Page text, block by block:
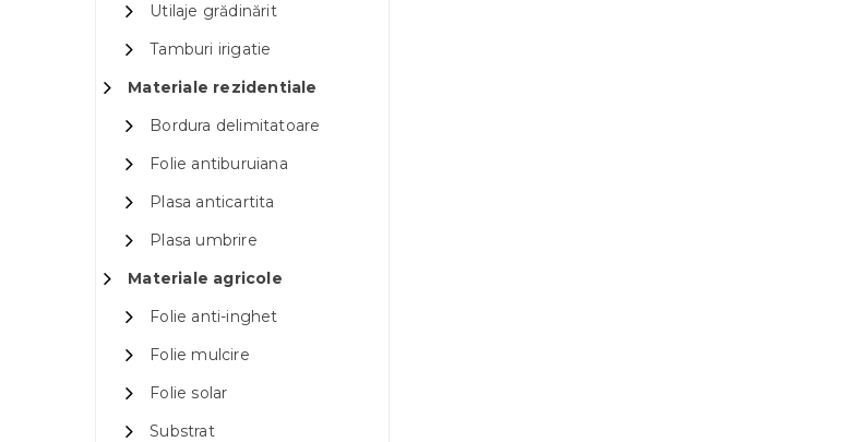
Utilaje grădinărit
Tamburi irigatie
Materiale rezidentiale
Bordura delimitatoare
Folie antiburuiana
Plasa anticartita
Plasa umbrire
Materiale agricole
Folie anti-inghet
Folie mulcire
Folie solar
Substrat